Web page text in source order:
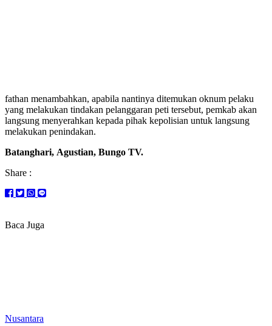
fathan menambahkan, apabila nantinya ditemukan oknum pelaku
yang melakukan tindakan pelanggaran peti tersebut, pemkab akan
langsung menyerahkan kepada pihak kepolisian untuk langsung
melakukan penindakan.
Batanghari, Agustian, Bungo TV.
Share :
Baca Juga
Nusantara